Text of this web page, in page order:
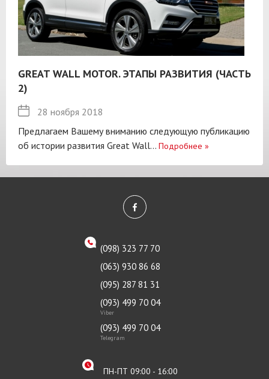
GREAT WALL MOTOR. ЭТАПЫ РАЗВИТИЯ (ЧАСТЬ
2)
28 ноября 2018
Предлагаем Вашему вниманию следующую публикацию
об истории развития Great Wall... Подробнее »
(098) 323 77 70
(063) 930 86 68
(095) 287 81 31
(093) 499 70 04
Viber
(093) 499 70 04
Telegram
ПН-ПТ 09:00 - 16:00